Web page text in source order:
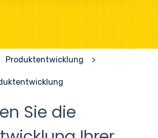
da das Suchfeld leer ist.
Produktentwicklung
Sie die